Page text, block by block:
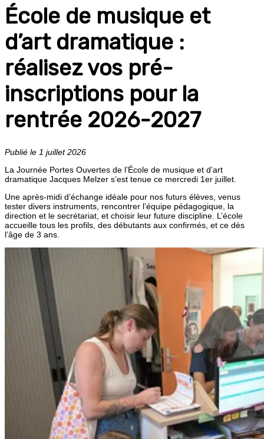
École de musique et
d’art dramatique :
réalisez vos pré-
inscriptions pour la
rentrée 2026-2027
Publié le 1 juillet 2026
La Journée Portes Ouvertes de l’École de musique et d’art
dramatique Jacques Melzer s’est tenue ce mercredi 1er juillet.
Une après-midi d’échange idéale pour nos futurs élèves, venus
tester divers instruments, rencontrer l’équipe pédagogique, la
direction et le secrétariat, et choisir leur future discipline. L’école
accueille tous les profils, des débutants aux confirmés, et ce dès
l’âge de 3 ans.